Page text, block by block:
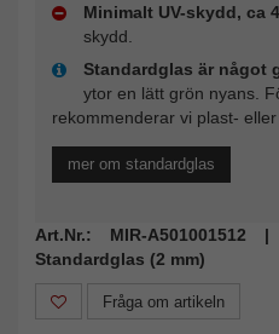
Minimalt UV-skydd, ca
skydd.
Standardglas är något
ytor en lätt grön nyans.
rekommenderar vi plast- eller
mer om standardglas
Art.Nr.: MIR-
Standardglas (2 mm)
Fråga om artikeln